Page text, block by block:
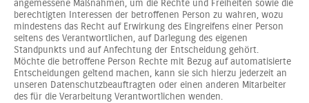
angemessene Maßnahmen, um die Rechte und Freiheiten sowie die
berechtigten Interessen der betroffenen Person zu wahren, wozu
mindestens das Recht auf Erwirkung des Eingreifens einer Person
seitens des Verantwortlichen, auf Darlegung des eigenen
Standpunkts und auf Anfechtung der Entscheidung gehört.
Möchte die betroffene Person Rechte mit Bezug auf automatisierte
Entscheidungen geltend machen, kann sie sich hierzu jederzeit an
unseren Datenschutzbeauftragten oder einen anderen Mitarbeiter
des für die Verarbeitung Verantwortlichen wenden.